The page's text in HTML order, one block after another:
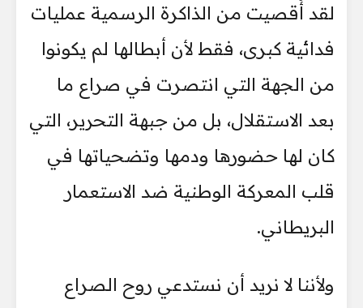
لقد أُقصيت من الذاكرة الرسمية عمليات
فدائية كبرى، فقط لأن أبطالها لم يكونوا
من الجهة التي انتصرت في صراع ما
بعد الاستقلال، بل من جبهة التحرير، التي
كان لها حضورها ودمها وتضحياتها في
قلب المعركة الوطنية ضد الاستعمار
البريطاني.
ولأننا لا نريد أن نستدعي روح الصراع